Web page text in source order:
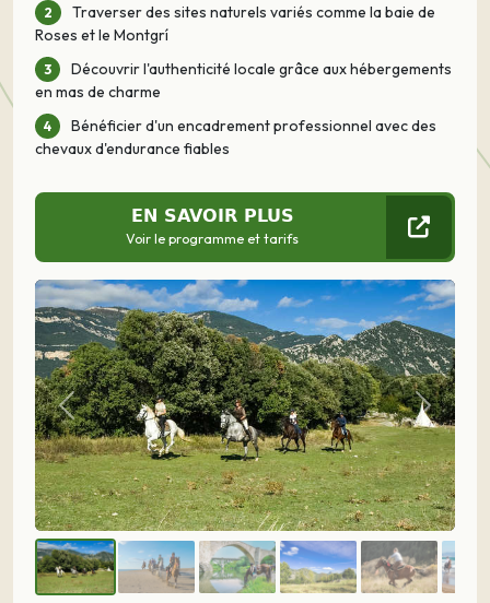
Traverser des sites naturels variés comme la baie de
Roses et le Montgrí
Découvrir l'authenticité locale grâce aux hébergements
en mas de charme
Bénéficier d'un encadrement professionnel avec des
chevaux d'endurance fiables
EN SAVOIR PLUS
Voir le programme et tarifs
Précédent Suivant